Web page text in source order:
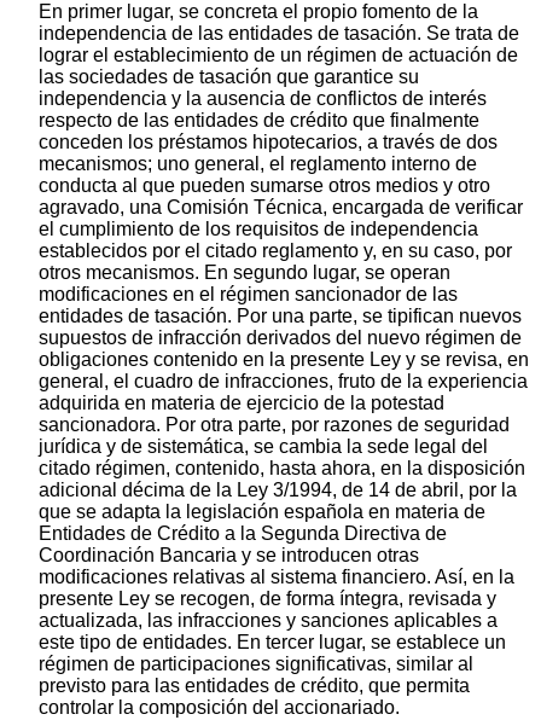
En primer lugar, se concreta el propio fomento de la
independencia de las entidades de tasación. Se trata de
lograr el establecimiento de un régimen de actuación de
las sociedades de tasación que garantice su
independencia y la ausencia de conflictos de interés
respecto de las entidades de crédito que finalmente
conceden los préstamos hipotecarios, a través de dos
mecanismos; uno general, el reglamento interno de
conducta al que pueden sumarse otros medios y otro
agravado, una Comisión Técnica, encargada de verificar
el cumplimiento de los requisitos de independencia
establecidos por el citado reglamento y, en su caso, por
otros mecanismos. En segundo lugar, se operan
modificaciones en el régimen sancionador de las
entidades de tasación. Por una parte, se tipifican nuevos
supuestos de infracción derivados del nuevo régimen de
obligaciones contenido en la presente Ley y se revisa, en
general, el cuadro de infracciones, fruto de la experiencia
adquirida en materia de ejercicio de la potestad
sancionadora. Por otra parte, por razones de seguridad
jurídica y de sistemática, se cambia la sede legal del
citado régimen, contenido, hasta ahora, en la disposición
adicional décima de la Ley 3/1994, de 14 de abril, por la
que se adapta la legislación española en materia de
Entidades de Crédito a la Segunda Directiva de
Coordinación Bancaria y se introducen otras
modificaciones relativas al sistema financiero. Así, en la
presente Ley se recogen, de forma íntegra, revisada y
actualizada, las infracciones y sanciones aplicables a
este tipo de entidades. En tercer lugar, se establece un
régimen de participaciones significativas, similar al
previsto para las entidades de crédito, que permita
controlar la composición del accionariado.